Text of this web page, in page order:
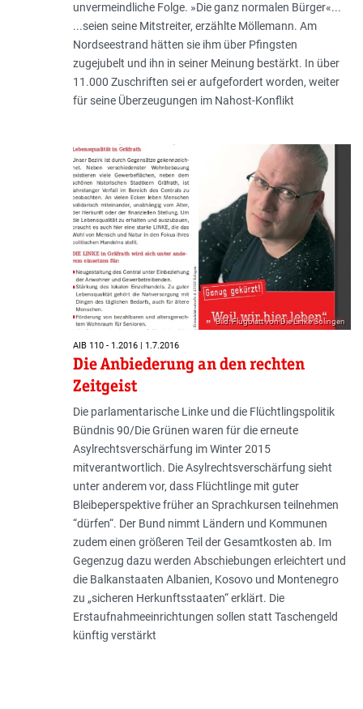
unvermeindliche Folge. »Die ganz normalen Bürger«...
...seien seine Mitstreiter, erzählte Möllemann. Am
Nordseestrand hätten sie ihm über Pfingsten
zugejubelt und ihn in seiner Meinung bestärkt. In über
11.000 Zuschriften sei er aufgefordert worden, weiter
für seine Überzeugungen im Nahost-Konflikt
Bild: Flugblatt von Die Linke Solingen
AIB 110 - 1.2016 | 1.7.2016
Die Anbiederung an den rechten
Zeitgeist
Die parlamentarische Linke und die Flüchtlingspolitik
Bündnis 90/Die Grünen waren für die erneute
Asylrechtsverschärfung im Winter 2015
mitverantwortlich. Die Asylrechtsverschärfung sieht
unter anderem vor, dass Flüchtlinge mit guter
Bleibeperspektive früher an Sprachkursen teilnehmen
“dürfen“. Der Bund nimmt Ländern und Kommunen
zudem einen größeren Teil der Gesamtkosten ab. Im
Gegenzug dazu werden Abschiebungen erleichtert und
die Balkanstaaten Albanien, Kosovo und Montenegro
zu „sicheren Herkunftsstaaten“ erklärt. Die
Erstaufnahmeeinrichtungen sollen statt Taschengeld
künftig verstärkt